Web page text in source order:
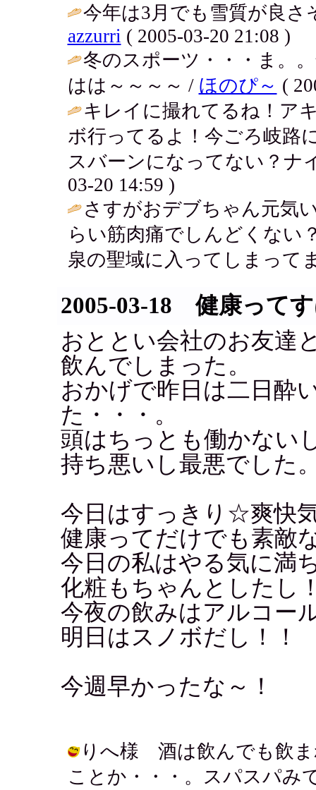
今年は3月でも雪質が良
azzurri ( 2005-03-20 21:08 )
冬のスポーツ・・・ま。
はは～～～～ / ほのぴ～ (
キレイに撮れてるね！ア
ボ行ってるよ！今ごろ岐
スバーンになってない？ナ
03-20 14:59 )
さすがおデブちゃん元気
らい筋肉痛でしんどくない
泉の聖域に入ってしまって
2005-03-18 健康って
おととい会社のお友達
飲んでしまった。
おかげで昨日は二日酔
た・・・。
頭はちっとも働かない
持ち悪いし最悪でした
今日はすっきり☆爽快
健康ってだけでも素敵
今日の私はやる気に満
化粧もちゃんとしたし
今夜の飲みはアルコー
明日はスノボだし！！
今週早かったな～！
りへ様 酒は飲んでも飲ま
ことか・・・。スパスパみ